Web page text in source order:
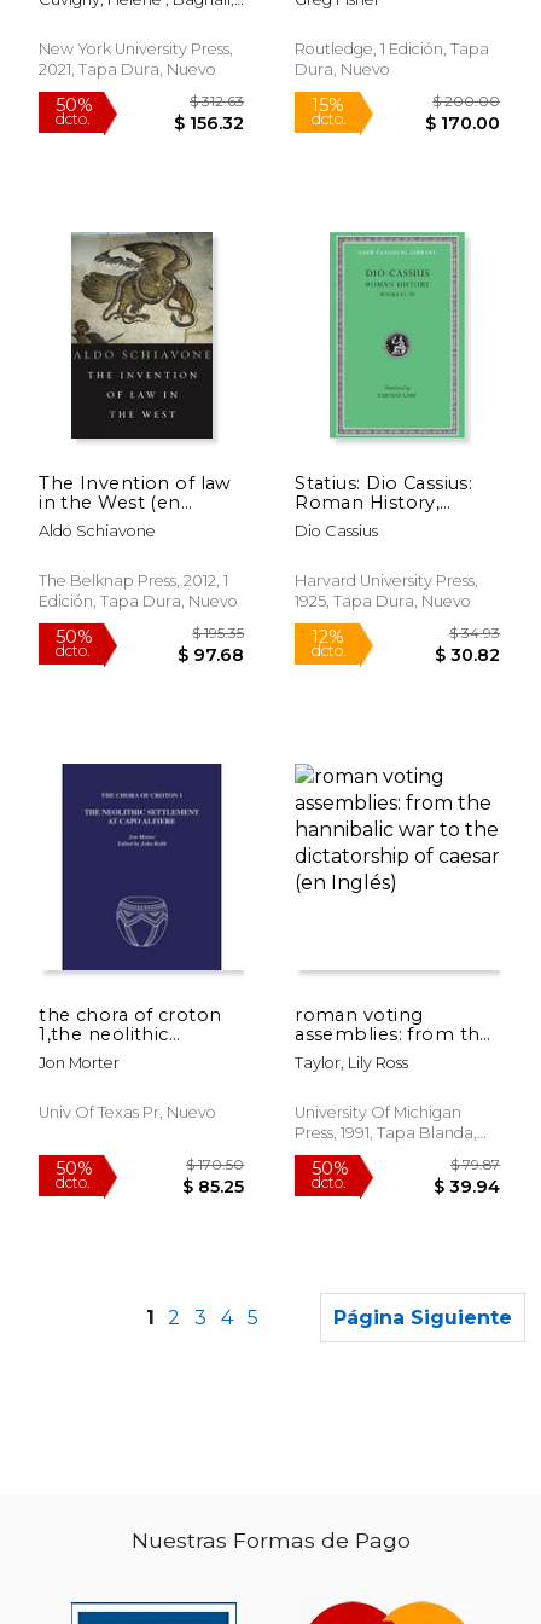
50%
dcto.
50% 50%
Inglés)
New York University Press,
2021, Tapa Dura, Nuevo
History (en Inglés)
Routledge, 1 Edición, Tapa
Dura, Nuevo
The Invention of law
in the West (en
Inglés)
Aldo Schiavone
The Belknap Press, 2012, 1
Edición, Tapa Dura, Nuevo
Statius: Dio Cassius:
Roman History,
Volume Viii, Books 61-
70 (Loeb Classical
Inglés)
Dio Cassius
Harvard University Press,
1925, Tapa Dura, Nuevo
the chora of croton
1,the neolithic
settlement at capo
alfiere
Jon Morter
Univ Of Texas Pr, Nuevo
roman voting
assemblies: from the
hannibalic war to the
dictatorship of caesar
Taylor, Lily Ross
University Of Michigan
Press, 1991, Tapa Blanda,
Nuevo
1 2 3 4 5 Página Siguiente
Nuestras Formas de Pago